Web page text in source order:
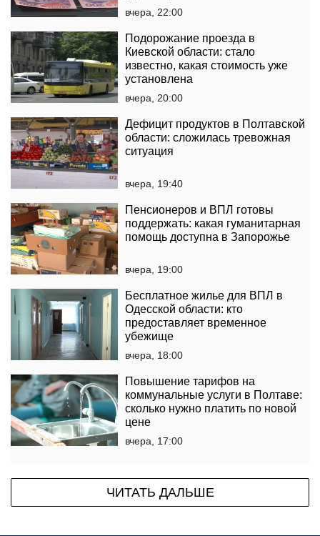
вчера, 22:00
Подорожание проезда в
Киевской области: стало
известно, какая стоимость уже
установлена
вчера, 20:00
Дефицит продуктов в Полтавской
области: сложилась тревожная
ситуация
вчера, 19:40
Пенсионеров и ВПЛ готовы
поддержать: какая гуманитарная
помощь доступна в Запорожье
вчера, 19:00
Бесплатное жилье для ВПЛ в
Одесской области: кто
предоставляет временное
убежище
вчера, 18:00
Повышение тарифов на
коммунальные услуги в Полтаве:
сколько нужно платить по новой
цене
вчера, 17:00
ЧИТАТЬ ДАЛЬШЕ